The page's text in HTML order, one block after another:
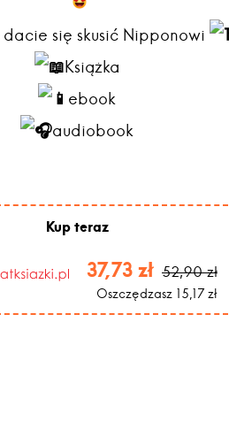
się skusić Nipponowi
Książka
ebook
audiobook
Kup teraz
37,73 zł 52,90 zł
Oszczędzasz 15,17 zł